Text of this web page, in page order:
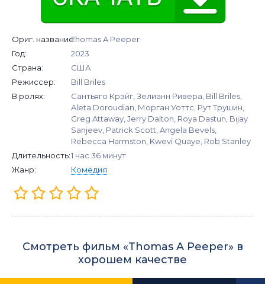
Ориг. название:Thomas A Peeper
Год:
2023
Страна:
США
Режиссер:
Bill Briles
В ролях:
Сантьяго Крэйг, Зелианн Ривера, Bill Briles,
Aleta Doroudian, Морган Уоттс, Рут Трушин,
Greg Attaway, Jerry Dalton, Roya Dastun, Bijay
Sanjeev, Patrick Scott, Angela Bevels,
Rebecca Harmston, Kwevi Quaye, Rob Stanley
Длительность:1 час 36 минут
Жанр:
Комедия
Смотреть фильм «Thomas A Peeper» в
хорошем качестве